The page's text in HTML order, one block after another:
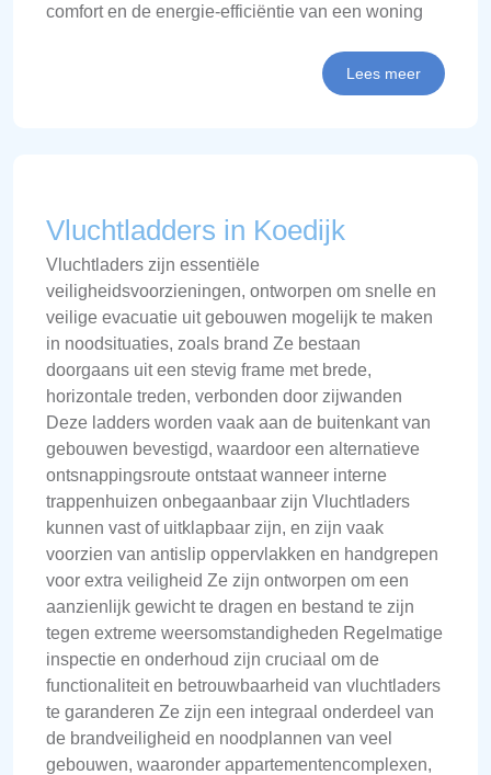
comfort en de energie-efficiëntie van een woning
Lees meer
Vluchtladders in Koedijk
Vluchtladers zijn essentiële
veiligheidsvoorzieningen, ontworpen om snelle en
veilige evacuatie uit gebouwen mogelijk te maken
in noodsituaties, zoals brand Ze bestaan
doorgaans uit een stevig frame met brede,
horizontale treden, verbonden door zijwanden
Deze ladders worden vaak aan de buitenkant van
gebouwen bevestigd, waardoor een alternatieve
ontsnappingsroute ontstaat wanneer interne
trappenhuizen onbegaanbaar zijn Vluchtladers
kunnen vast of uitklapbaar zijn, en zijn vaak
voorzien van antislip oppervlakken en handgrepen
voor extra veiligheid Ze zijn ontworpen om een
aanzienlijk gewicht te dragen en bestand te zijn
tegen extreme weersomstandigheden Regelmatige
inspectie en onderhoud zijn cruciaal om de
functionaliteit en betrouwbaarheid van vluchtladers
te garanderen Ze zijn een integraal onderdeel van
de brandveiligheid en noodplannen van veel
gebouwen, waaronder appartementencomplexen,